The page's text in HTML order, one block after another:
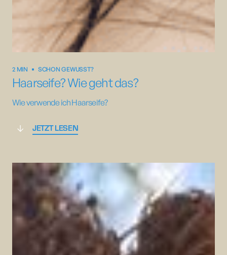
2 MIN SCHON GEWUSST?
Haarseife? Wie geht das?
Wie verwende ich Haarseife?
JETZT LESEN